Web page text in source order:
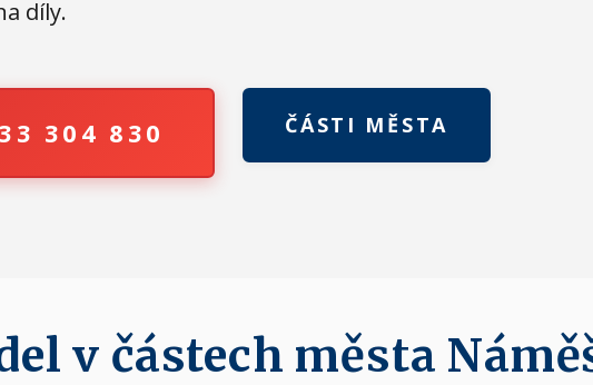
díly.
304 830 ČÁSTI MĚSTA
v částech města